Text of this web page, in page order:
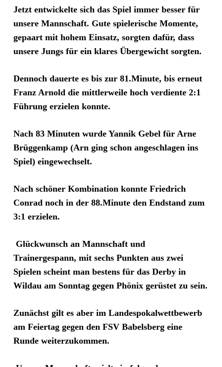
Jetzt entwickelte sich das Spiel immer besser für
unsere Mannschaft. Gute spielerische Momente,
gepaart mit hohem Einsatz, sorgten dafür, dass
unsere Jungs für ein klares Übergewicht sorgten.
Dennoch dauerte es bis zur 81.Minute, bis erneut
Franz Arnold die mittlerweile hoch verdiente 2:1
Führung erzielen konnte.
Nach 83 Minuten wurde Yannik Gebel für Arne
Brüggenkamp (Arn ging schon angeschlagen ins
Spiel) eingewechselt.
Nach schöner Kombination konnte Friedrich
Conrad noch in der 88.Minute den Endstand zum
3:1 erzielen.
Glückwunsch an Mannschaft und
Trainergespann, mit sechs Punkten aus zwei
Spielen scheint man bestens für das Derby in
Wildau am Sonntag gegen Phönix gerüstet zu sein.
Zunächst gilt es aber im Landespokalwettbewerb
am Feiertag gegen den FSV Babelsberg eine
Runde weiterzukommen.